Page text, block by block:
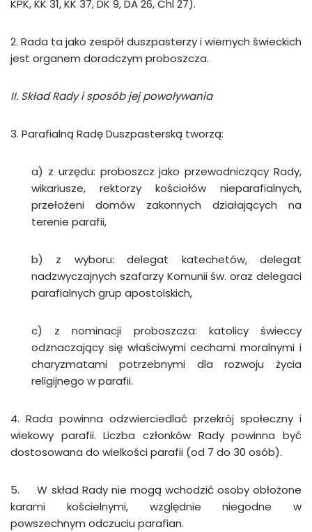
KPK, KK 31, KK 37, DK 9, DA 26, Chl 27).
2. Rada ta jako zespół duszpasterzy i wiernych świeckich
jest organem doradczym proboszcza.
II. Skład Rady i sposób jej powoływania
3. Parafialną Radę Duszpasterską tworzą:
a) z urzędu: proboszcz jako przewodniczący Rady,
wikariusze, rektorzy kościołów nieparafialnych,
przełożeni domów zakonnych działających na
terenie para­fii,
b) z wyboru: delegat katechetów, delegat
nadzwyczajnych szafarzy Komunii św. oraz delegaci
parafialnych grup apostolskich,
c) z nominacji proboszcza: katolicy świeccy
odznaczający się właściwymi cechami moralnymi i
charyzmatami potrzebnymi dla rozwoju życia
religijnego w parafii.
4. Rada powinna odzwierciedlać przekrój społeczny i
wiekowy parafii. Liczba członków Rady powinna być
dostosowana do wielkości parafii (od 7 do 30 osób).
5. W skład Rady nie mogą wchodzić osoby obłożone
karami kościelnymi, względnie niegodne w
powszechnym odczuciu parafian.